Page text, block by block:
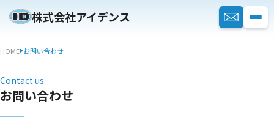
株式会社アイデンス
HOME お問い合わせ
お問い合わせ
Contact us